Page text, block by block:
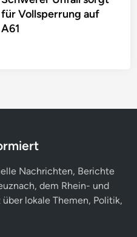
für Vollsperrung auf
A61
Nachrichten, Berichte
dem Rhein- und
lokale Themen, Politik,